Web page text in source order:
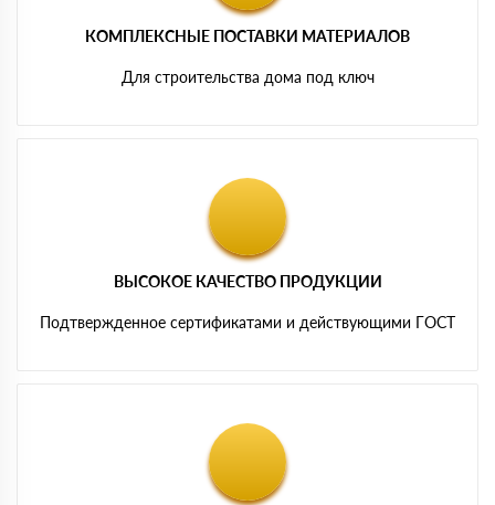
КОМПЛЕКСНЫЕ ПОСТАВКИ МАТЕРИАЛОВ
Для строительства дома под ключ
ВЫСОКОЕ КАЧЕСТВО ПРОДУКЦИИ
Подтвержденное сертификатами и действующими ГОСТ